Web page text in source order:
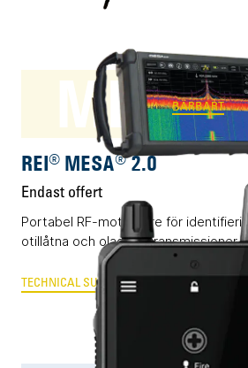
BÄRBART
REI® MESA® 2.0
Endast offert
Portabel RF-mottagare för
otillåtna och olagliga transmissioner.
TECHNICAL SURVEILLANCE COUNTER